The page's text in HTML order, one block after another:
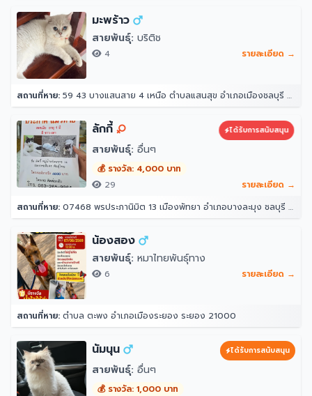
มะพร้าว
สายพันธุ์: บริติช
4 รายละเอียด →
สถานที่หาย: 59 43 บางแสนสาย 4 เหนือ ตำบลแสนสุข อำเภอเมืองชลบุรี ชลบุรี 20130
ลักกี้ ได้รับการสนับสนุน
สายพันธุ์: อื่นๆ
💰 รางวัล: 4,000 บาท
29
รายละเอียด →
สถานที่หาย: 07468 พรประภานิมิต 13 เมืองพัทยา อำเภอบางละมุง ชลบุรี 20150
น้องสอง
สายพันธุ์: หมาไทยพันธุ์ทาง
6 รายละเอียด →
สถานที่หาย: ตำบล ตะพง อำเภอเมืองระยอง ระยอง 21000
นัมนุน ได้รับการสนับสนุน
สายพันธุ์: อื่นๆ
💰 รางวัล: 1,000 บาท